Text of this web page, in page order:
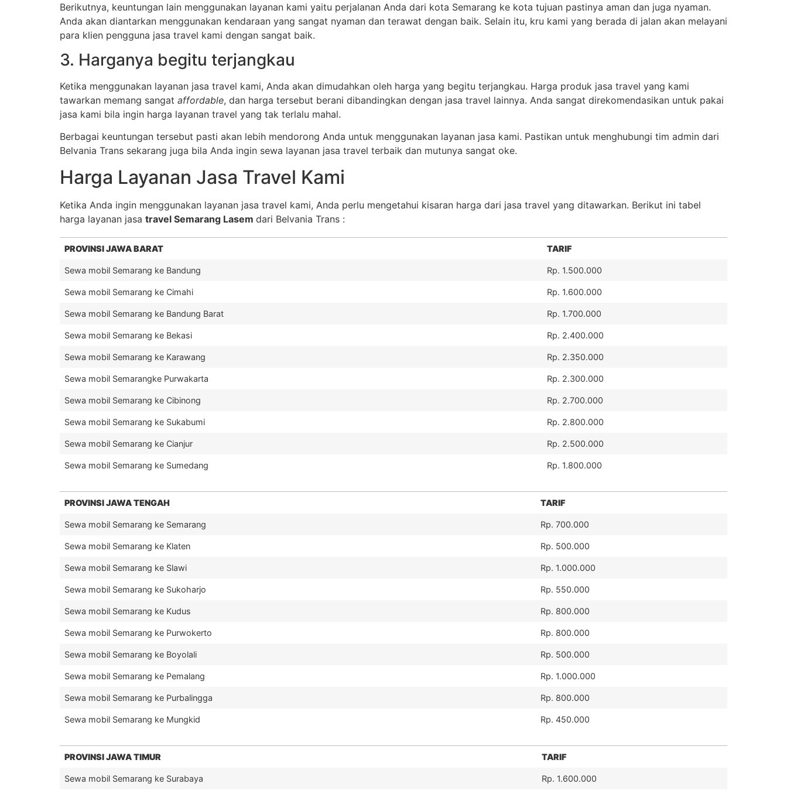
Berikutnya, keuntungan lain menggunakan layanan kami yaitu perjalanan Anda dari kota Semarang ke kota tujuan pastinya aman dan juga nyaman.
Anda akan diantarkan menggunakan kendaraan yang sangat nyaman dan terawat dengan baik. Selain itu, kru kami yang berada di jalan akan melayani
para klien pengguna jasa travel kami dengan sangat baik.
3. Harganya begitu terjangkau
Ketika menggunakan layanan jasa travel kami, Anda akan dimudahkan oleh harga yang begitu terjangkau. Harga produk jasa travel yang kami
tawarkan memang sangat affordable, dan harga tersebut berani dibandingkan dengan jasa travel lainnya. Anda sangat direkomendasikan untuk pakai
jasa kami bila ingin harga layanan travel yang tak terlalu mahal.
Berbagai keuntungan tersebut pasti akan lebih mendorong Anda untuk menggunakan layanan jasa kami. Pastikan untuk menghubungi tim admin dari
Belvania Trans sekarang juga bila Anda ingin sewa layanan jasa travel terbaik dan mutunya sangat oke.
Harga Layanan Jasa Travel Kami
Ketika Anda ingin menggunakan layanan jasa travel kami, Anda perlu mengetahui kisaran harga dari jasa travel yang ditawarkan. Berikut ini tabel
harga layanan jasa travel Semarang Lasem dari Belvania Trans :
PROVINSI JAWA BARAT TARIF
Sewa mobil Semarang ke Bandung Rp. 1.500.000
Sewa mobil Semarang ke Cimahi Rp. 1.600.000
Sewa mobil Semarang ke Bandung Barat Rp. 1.700.000
Sewa mobil Semarang ke Bekasi Rp. 2.400.000
Sewa mobil Semarang ke Karawang Rp. 2.350.000
Sewa mobil Semarangke Purwakarta Rp. 2.300.000
Sewa mobil Semarang ke Cibinong Rp. 2.700.000
Sewa mobil Semarang ke Sukabumi Rp. 2.800.000
Sewa mobil Semarang ke Cianjur Rp. 2.500.000
Sewa mobil Semarang ke Sumedang Rp. 1.800.000
PROVINSI JAWA TENGAH TARIF
Sewa mobil Semarang ke Semarang Rp. 700.000
Sewa mobil Semarang ke Klaten Rp. 500.000
Sewa mobil Semarang ke Slawi Rp. 1.000.000
Sewa mobil Semarang ke Sukoharjo Rp. 550.000
Sewa mobil Semarang ke Kudus Rp. 800.000
Sewa mobil Semarang ke Purwokerto Rp. 800.000
Sewa mobil Semarang ke Boyolali Rp. 500.000
Sewa mobil Semarang ke Pemalang Rp. 1.000.000
Sewa mobil Semarang ke Purbalingga Rp. 800.000
Sewa mobil Semarang ke Mungkid Rp. 450.000
PROVINSI JAWA TIMUR TARIF
Sewa mobil Semarang ke Surabaya Rp. 1.600.000